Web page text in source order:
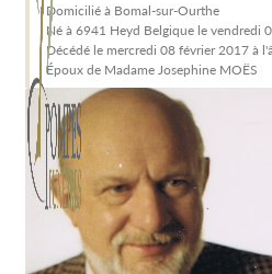
Domicilié à Bomal-sur-Ourthe
Né à 6941 Heyd Belgique le vendredi
Décédé le mercredi 08 février 2017 à
Époux de Madame Josephine MOËS